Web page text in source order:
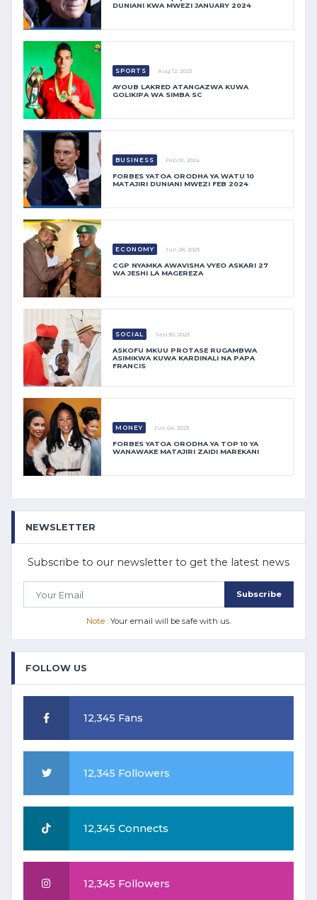
DUNIANI KWA MWEZI JANUARY 2024
SPORTS Aug 12, 2023
AYOUB LAKRED ATANGAZWA KUWA
GOLIKIPA WA SIMBA SC
BUSINESS Feb 01, 2024
FORBES YATOA ORODHA YA WATU 10
MATAJIRI DUNIANI MWEZI FEB 2024
ECONOMY Jun 28, 2023
CGP NYAMKA AWAVISHA VYEO ASKARI 27
WA JESHI LA MAGEREZA
SOCIAL Sep 30, 2023
ASKOFU MKUU PROTASE RUGAMBWA
ASIMIKWA KUWA KARDINALI NA PAPA
FRANCIS
MONEY Jun 04, 2023
FORBES YATOA ORODHA YA TOP 10 YA
WANAWAKE MATAJIRI ZAIDI MAREKANI
NEWSLETTER
Subscribe to our newsletter to get the latest news
Subscribe
Note : Your email will be safe with us.
FOLLOW US
12,345 Fans
12,345 Followers
12,345 Connects
12,345 Followers